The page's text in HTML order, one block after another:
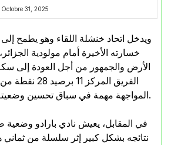
Octobre 31, 2025
ويدخل اتحاد خنشلة اللقاء وهو يطمح إلى
خسارته الأخيرة أمام مولودية
الأرض والجمهور من أجل العودة إلى
المواجهة مهمة في سباق تحسين وضعيته في جدول الترتيب.
في المقابل، يعيش نادي بارادو وضعية
نتائجه بشكل كبير إثر سلسلة من ثماني